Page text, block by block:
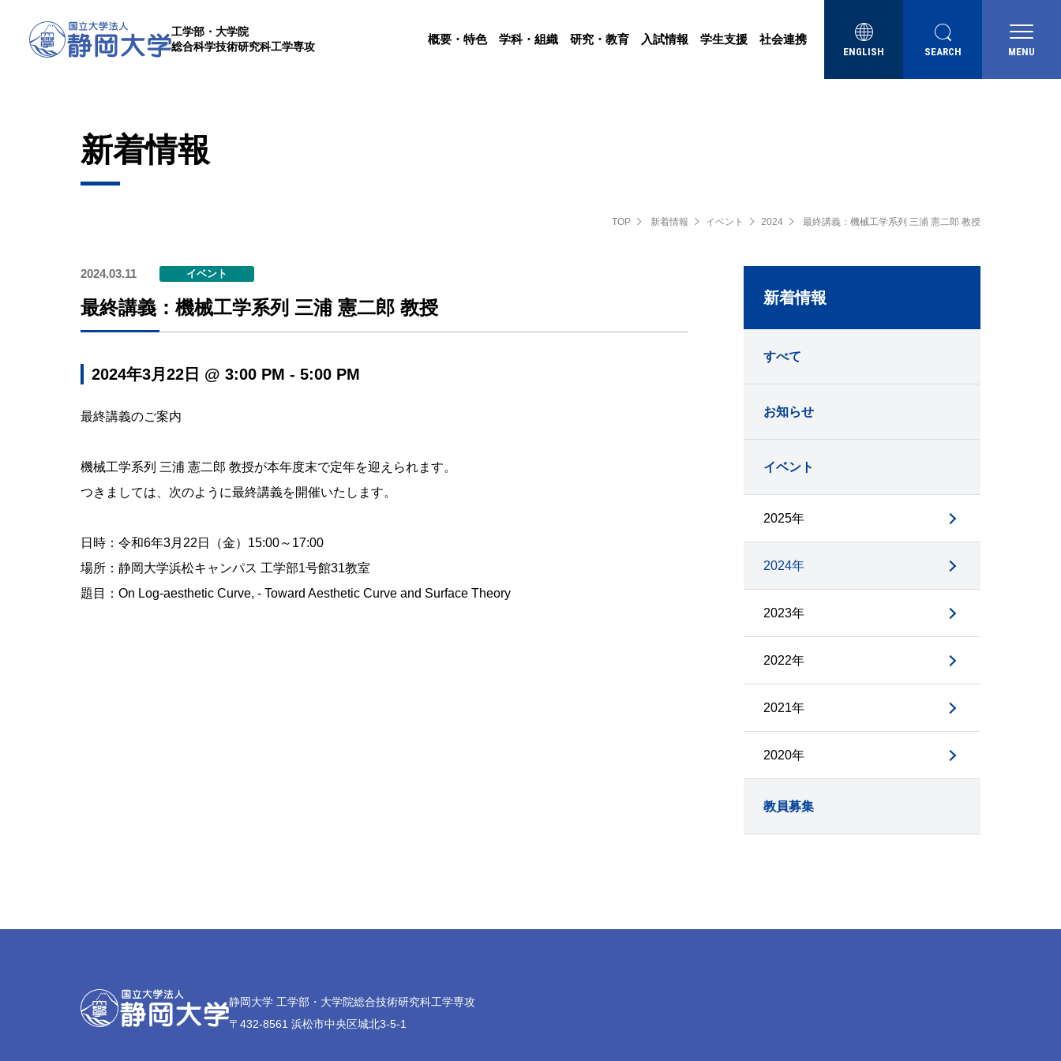
工学部・大学院
総合科学技術研究科工学専攻
概要・特色 学科・組織 研究・教育 入試情報 学生支援 社会連携
ENGLISH SEARCH MENU
新着情報
TOP 新着情報 イベント 2024 最終講義：機械工学系列 三浦 憲二郎 教授
2024.03.11 イベント
最終講義：機械工学系列 三浦 憲二郎 教授
2024年3月22日 @ 3:00 PM - 5:00 PM
最終講義のご案内
機械工学系列 三浦 憲二郎 教授が本年度末で定年を迎えられます。
つきましては、次のように最終講義を開催いたします。
日時：令和6年3月22日（金）15:00～17:00
場所：静岡大学浜松キャンパス 工学部1号館31教室
題目：On Log-aesthetic Curve, - Toward Aesthetic Curve and Surface Theory
新着情報
すべて
お知らせ
イベント
2025年
2024年
2023年
2022年
2021年
2020年
教員募集
静岡大学 工学部・大学院総合技術研究科工学専攻
〒432-8561 浜松市中央区城北3-5-1